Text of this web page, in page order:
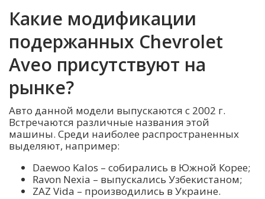
Какие модификации
подержанных Chevrolet
Aveo присутствуют на
рынке?
Авто данной модели выпускаются с 2002 г.
Встречаются различные названия этой
машины. Среди наиболее распространенных
выделяют, например:
Daewoo Kalos – собирались в Южной Корее;
Ravon Nexia – выпускались Узбекистаном;
ZAZ Vida – производились в Украине.